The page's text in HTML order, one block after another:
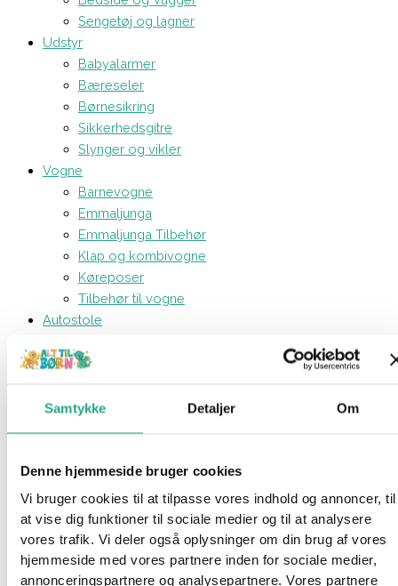
Samtykke Detaljer Om
Denne hjemmeside bruger cookies
Vi bruger cookies til at tilpasse vores indhold og annoncer, til
at vise dig funktioner til sociale medier og til at analysere
vores trafik. Vi deler også oplysninger om din brug af vores
hjemmeside med vores partnere inden for sociale medier,
annonceringspartnere og analysepartnere. Vores partnere
Sengetøj og lagner
Udstyr
Babyalarmer
Bæreseler
Børnesikring
Sikkerhedsgitre
Slynger og vikler
Vogne
Barnevogne
Emmaljunga
Emmaljunga Tilbehør
Klap og kombivogne
Køreposer
Tilbehør til vogne
Autostole
Autostole 1-4 år
Tilbehør til køreturen
Aktivitetsbøger
Børnemaling
Farveblyanter og tuscher
Modellervoks
Perler
STEM - legetøj